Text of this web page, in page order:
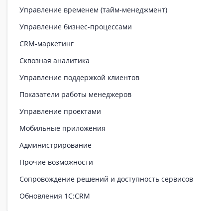
Управление временем (тайм-менеджмент)
Управление бизнес-процессами
CRM-маркетинг
Сквозная аналитика
Управление поддержкой клиентов
Показатели работы менеджеров
Управление проектами
Мобильные приложения
Администрирование
Прочие возможности
Сопровождение решений и доступность сервисов
Обновления 1С:CRM